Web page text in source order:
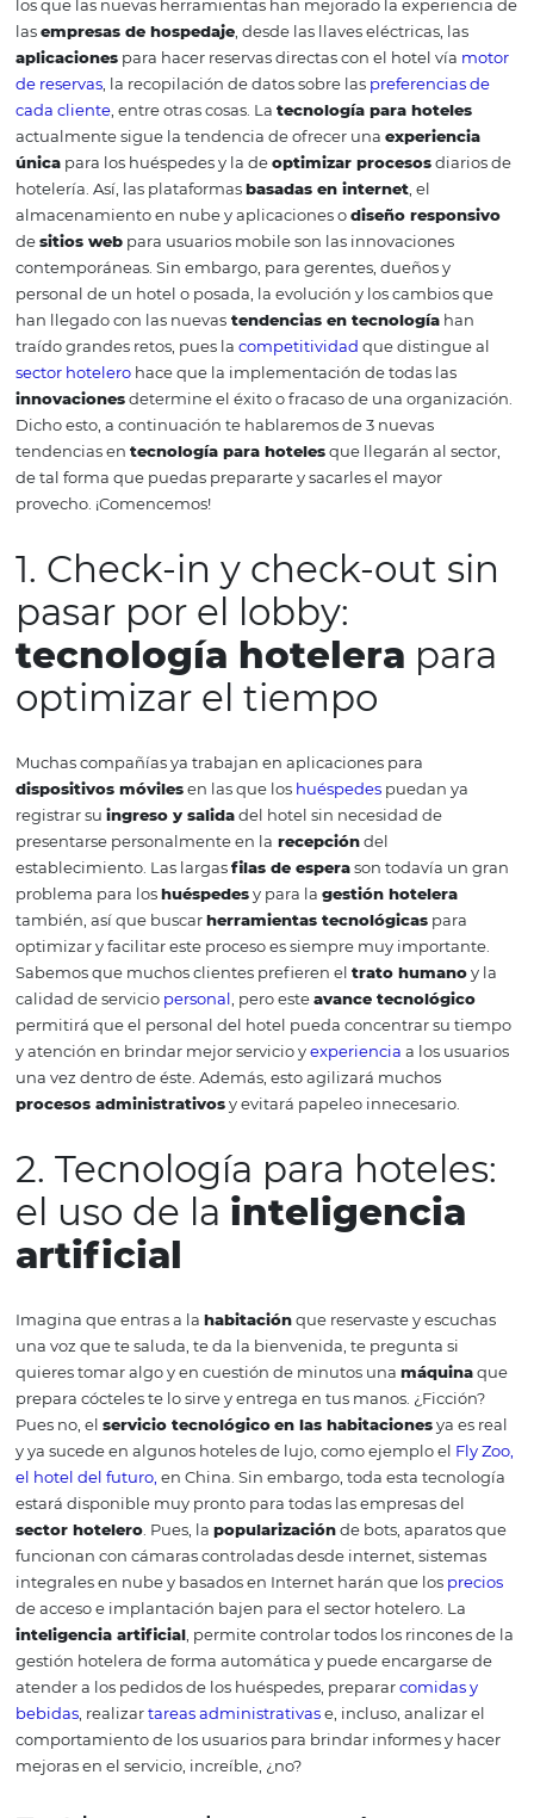
pintado en un trozo de madera? Por suerte, la
hotelesya es un recurso obligado para la mayoría de
establecimientos y hoy los viajeros pueden gozar de la
innovación en este sector.
Y es que existen muchos
los que las nuevas herramientas han mejorado la
lasempresas de hospedaje, desde las llaves eléctricas,
aplicacionespara hacer reservas directas con el hotel
de reservas, la recopilación de datos sobre las
cada cliente, entre otras cosas.Latecnología para
actualmente sigue la tendencia de ofrecer una
únicapara los huéspedes y la deoptimizar procesos
hotelería. Así, las plataformasbasadas en internet
almacenamiento en nube y aplicaciones odiseño
desitios webpara usuarios mobile son las innovaciones
Sin embargo, para gerentes, dueños y
personal de un hotel o posada, la evolución y los
traído grandes retos, pues lacompetitividadque
sector hotelero hace que la implementación de todas
innovacionesdetermine el éxito o fracaso de una
Dicho esto, a continuación te hablaremos de 3 nuevas
tendencias
en tecnología para hoteles que llegarán al
de tal forma que puedas prepararte y sacarles el mayor
1. Check-in y check-out
pasar por el lobby:
tecnología hotelera
optimizar el tiempo
Muchas compañías ya trabajan en aplicaciones para
dispositivos móvilesen las que loshuéspedes
registrar suingreso y salidadel hotel sin necesidad de
establecimiento.
Las largasfilas de esperason todavía
problema para los
huéspedesy para la gestión
herramientas tecnológicas
optimizar y facilitar este proceso es siempre muy
calidad de serviciopersonal, pero esteavance
permitirá que el personal del hotel pueda concentrar
y atención en brindar mejor servicio y experiencia a los
una vez dentro de éste. Además, esto agilizará muchos
procesos administrativosy evitará papeleo
2. Tecnología para
el uso de la
artificial
Imagina que entras a lahabitaciónque reservaste y
una voz que te saluda, te da la bienvenida, te pregunta
quieres tomar algo y en cuestión de minutos una